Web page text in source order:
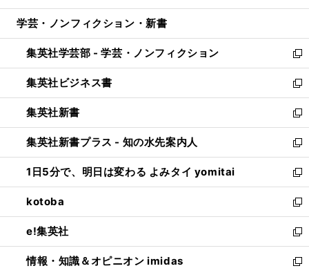
開
ウ
開
く
ン
ウ
で
開
く
ウ
ン
ド
ウ
で
開
く
し
ウ
ィ
ン
ド
ウ
で
開
く
学芸・ノンフィクション・新書
集英社学芸部 - 学芸・ノンフィクション
新
し
い
ウ
ィ
ン
ド
ウ
で
開
く
集英社ビジネス書
新
し
い
ウ
ィ
ン
ド
ウ
で
開
く
集英社新書
新
し
い
ウ
ィ
ン
ド
ウ
で
開
く
集英社新書プラス - 知の水先案内人
新
し
い
ウ
ィ
ン
ド
ウ
で
1日5分で、明日は変わる よみタイ yomitai
新
し
い
ウ
ィ
ン
ド
kotoba
新
し
い
ウ
ィ
e!集英社
新
し
い
情報・知識＆オピニオン imidas
新